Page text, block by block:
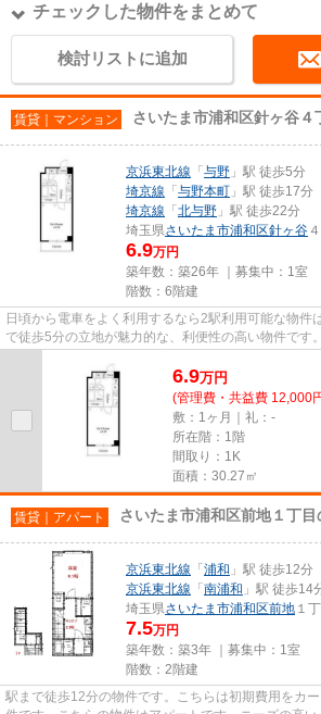
チェックした物件をまとめて
検討リストに追加
賃貸｜マンション さいたま市浦和区針ヶ谷４
京浜東北線 「 与野 」駅 徒歩5分
埼京線 「 与野本町 」駅 徒歩17分
埼京線 「 北与野 」駅 徒歩22分
埼玉県さいたま市浦和区針ヶ谷
6.9万円
築年数：築26年 ｜募集中： 1室
階数：6階建
日頃から電車をよく利用するなら2駅利用可能な物件
で徒歩5分の立地が魅力的な、利便性の高い物件です
6.9万円
(管理費・共益費 12,000
敷：1ヶ月｜礼：-
所在階：1階
間取り：1K
面積：30.27㎡
賃貸｜アパート さいたま市浦和区前地１丁目
京浜東北線 「 浦和 」駅 徒歩12分
京浜東北線 「 南浦和 」駅 徒歩14
埼玉県さいたま市浦和区前地 １
7.5万円
築年数：築3年 ｜募集中： 1室
階数：2階建
駅まで徒歩12分の物件です。こちらは初期費用をカ